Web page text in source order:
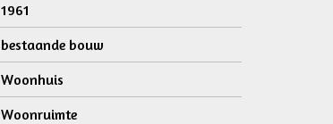
1961
bestaande bouw
Woonhuis
Woonruimte